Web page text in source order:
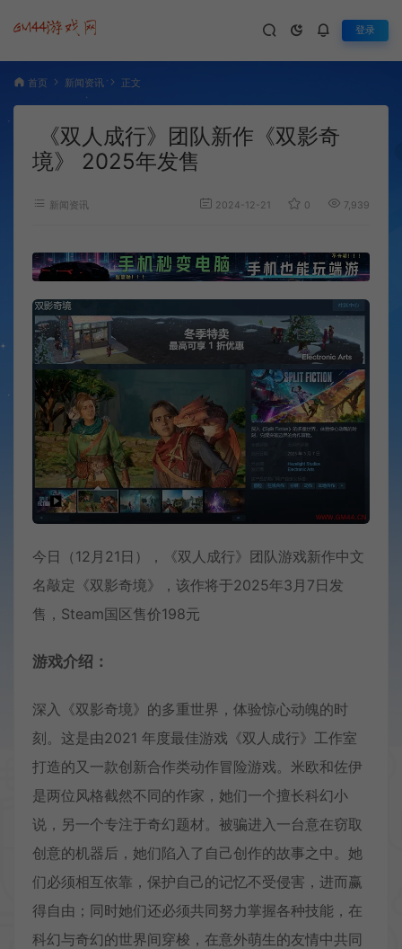
登录
首页 新闻资讯 正文
《双人成行》团队新作《双影奇
境》 2025年发售
新闻资讯 2024-12-21 0 7,939
今日（12月21日），《双人成行》团队游戏新作中文
名敲定《双影奇境》，该作将于2025年3月7日发
售，Steam国区售价198元
游戏介绍：
深入《双影奇境》的多重世界，体验惊心动魄的时
刻。这是由2021 年度最佳游戏《双人成行》工作室
打造的又一款创新合作类动作冒险游戏。米欧和佐伊
是两位风格截然不同的作家，她们一个擅长科幻小
说，另一个专注于奇幻题材。被骗进入一台意在窃取
创意的机器后，她们陷入了自己创作的故事之中。她
们必须相互依靠，保护自己的记忆不受侵害，进而赢
得自由；同时她们还必须共同努力掌握各种技能，在
科幻与奇幻的世界间穿梭，在意外萌生的友情中共同